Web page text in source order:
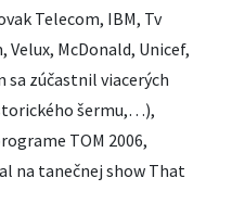
Telecom, IBM, Tv
Velux, McDonald, Unicef,
sa zúčastnil viacerých
šermu,…),
TOM 2006,
na tanečnej show That